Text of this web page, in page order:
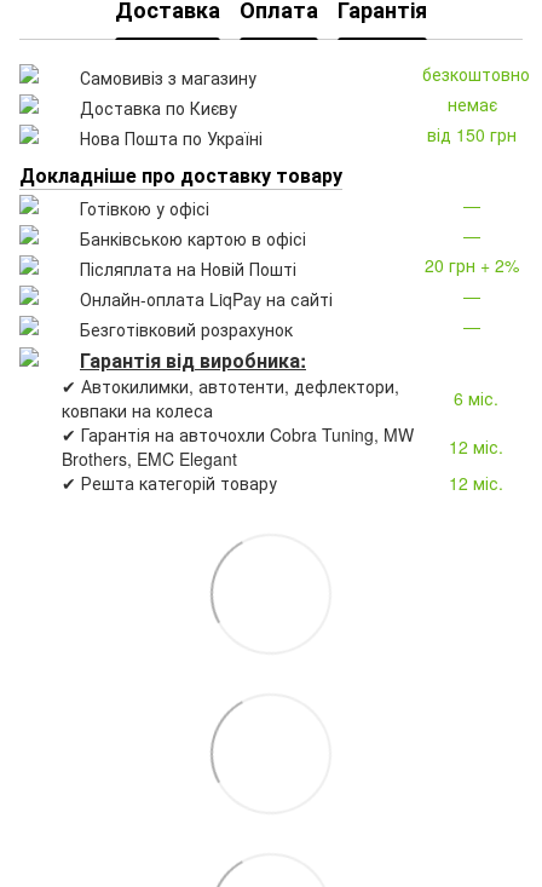
Доставка Оплата Гарантія
Самовивіз з магазину
безкоштовно
Доставка по Києву
немає
Нова Пошта по Україні
від 150 грн
Докладніше про доставку товару
Готівкою у офісі
—
Банківською картою в офісі
—
Післяплата на Новій Пошті
20 грн + 2%
Онлайн-оплата LiqPay на сайті
—
Безготівковий розрахунок
—
Гарантія від виробника:
✔ Автокилимки, автотенти, дефлектори,
ковпаки на колеса
6 міс.
✔ Гарантія на авточохли Cobra Tuning, MW
Brothers, EMC Elegant
12 міс.
✔ Решта категорій товару
12 міс.